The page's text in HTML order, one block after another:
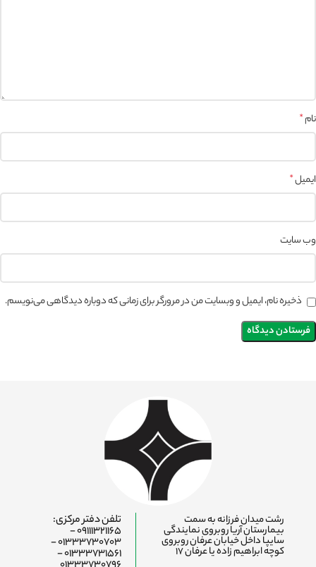
نام*
ایمیل*
وب‌ سایت
ذخیره نام، ایمیل و وبسایت من در مرورگر برای زمانی که دوباره دیدگاهی می‌نویسم.
رشت میدان فرزانه به سمت
بیمارستان آریا روبروی نمایندگی
سایپا داخل خیابان عرفان روبروی
کوچه ابراهیم زاده یا عرفان ۱۷
تلفن دفتر مرکزی:
09111321165 -
01333730703 -
01333731561 -